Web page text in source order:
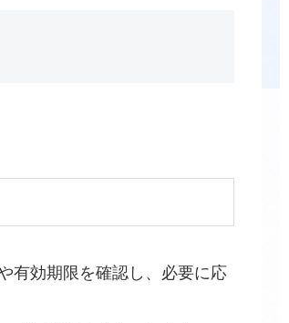
有効期限を確認し、必要に応